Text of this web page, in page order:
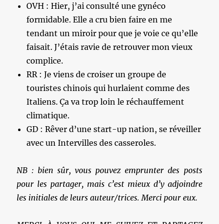
OVH : Hier, j’ai consulté une gynéco
formidable. Elle a cru bien faire en me
tendant un miroir pour que je voie ce qu’elle
faisait. J’étais ravie de retrouver mon vieux
complice.
RR : Je viens de croiser un groupe de
touristes chinois qui hurlaient comme des
Italiens. Ça va trop loin le réchauffement
climatique.
GD : Rêver d’une start-up nation, se réveiller
avec un Intervilles des casseroles.
NB : bien sûr, vous pouvez emprunter des posts
pour les partager, mais c’est mieux d’y adjoindre
les initiales de leurs auteur/trices. Merci pour eux.